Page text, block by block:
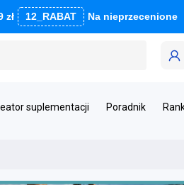
zł 12_RABAT Na nieprzecenione
suplementacji Poradnik